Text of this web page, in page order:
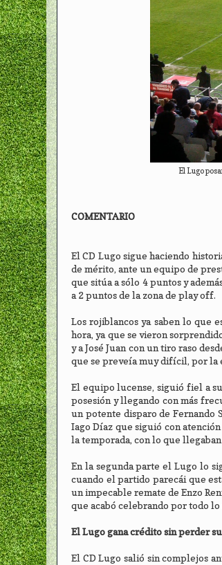
El Lugo
COMENTARIO
El CD Lugo sigue haciendo
de mérito, ante un equipo de
que sitúa a sólo 4 puntos y
a 2 puntos de la zona de play off.
Los rojiblancos ya saben lo que
hora, ya que se vieron
y a José Juan con un tiro raso
que se preveía muy difícil, por la
El equipo lucense, siguió fiel a
posesión y llegando con más
un potente disparo de Fernando
Iago Díaz que siguió con
la temporada, con lo que
En la segunda parte el Lugo lo
cuando el partido parecái que
un impecable remate de Enzo
que acabó celebrando por todo
El Lugo gana crédito sin perder
El CD Lugo salió sin complejos